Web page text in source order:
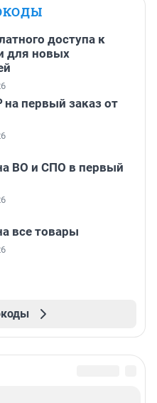
доступа к
для новых
первый заказ от
ВО и СПО в первый
все товары